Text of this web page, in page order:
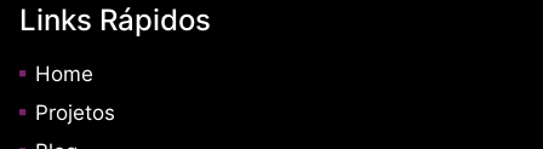
Links Rápidos
Home
Projetos